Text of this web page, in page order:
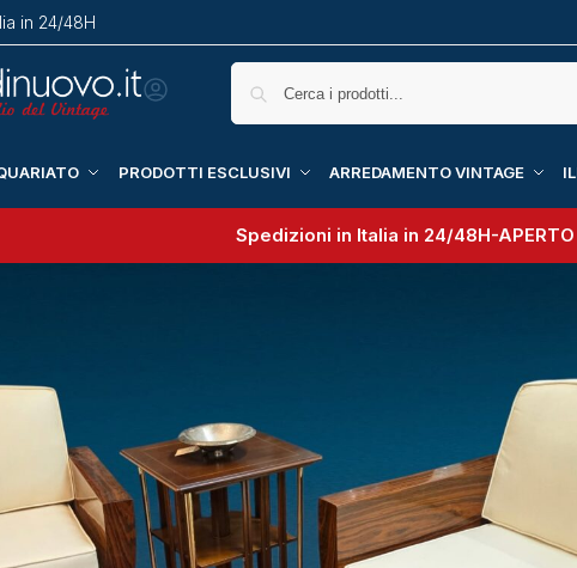
in 24/48H
PRODOTTI ESCLUSIVI ARREDAMENTO VINTAGE
Spedizioni in Italia in 24/48H-